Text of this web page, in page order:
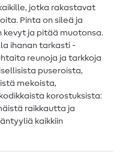
jotka rakastavat
Pinta on sileä ja
kevyt ja pitää muotonsa.
ihanan tarkasti -
reunoja ja tarkkoja
puseroista,
mekoista,
korostuksista:
raikkautta ja
kaikkiin